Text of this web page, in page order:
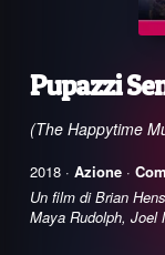
Pupazzi
(The Happytime
2018 · Azione·
Un film di Brian
Maya Rudolph, Joel